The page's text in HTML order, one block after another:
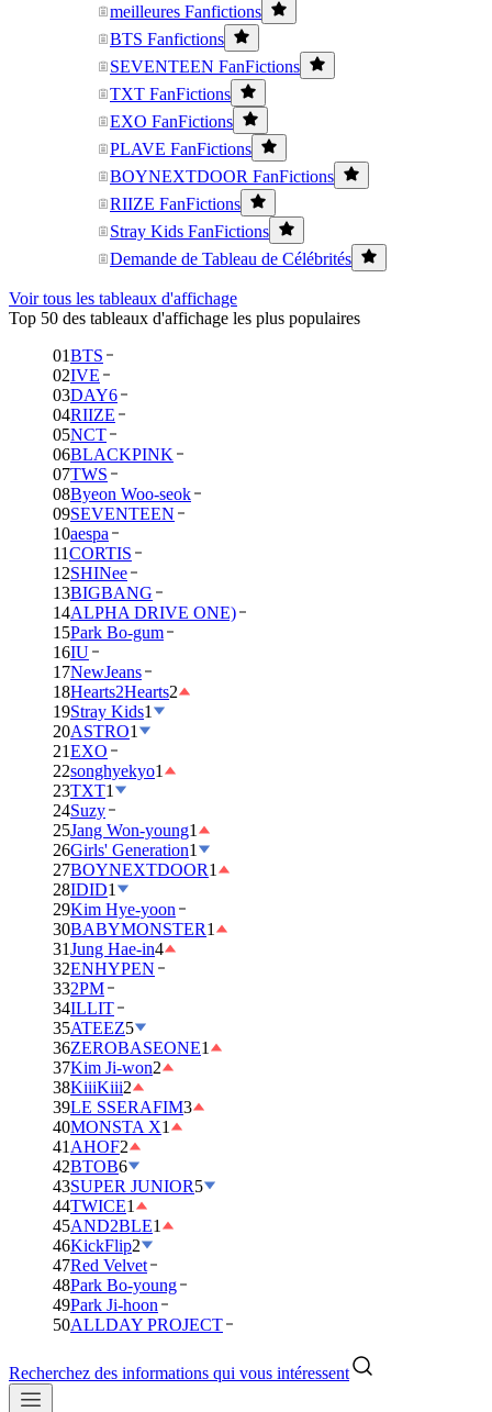
meilleures Fanfictions
BTS Fanfictions
SEVENTEEN FanFictions
TXT FanFictions
EXO FanFictions
PLAVE FanFictions
BOYNEXTDOOR FanFictions
RIIZE FanFictions
Stray Kids FanFictions
Demande de Tableau de Célébrités
Voir tous les tableaux d'affichage
Top 50 des tableaux d'affichage les plus populaires
01BTS
02IVE
03DAY6
04RIIZE
05NCT
06BLACKPINK
07TWS
08Byeon Woo-seok
09SEVENTEEN
10aespa
11CORTIS
12SHINee
13BIGBANG
14ALPHA DRIVE ONE)
15Park Bo-gum
16IU
17NewJeans
18Hearts2Hearts2
19Stray Kids1
20ASTRO1
21EXO
22songhyekyo1
23TXT1
24Suzy
25Jang Won-young1
26Girls' Generation1
27BOYNEXTDOOR1
28IDID1
29Kim Hye-yoon
30BABYMONSTER1
31Jung Hae-in4
32ENHYPEN
332PM
34ILLIT
35ATEEZ5
36ZEROBASEONE1
37Kim Ji-won2
38KiiiKiii2
39LE SSERAFIM3
40MONSTA X1
41 AHOF2
42BTOB6
43SUPER JUNIOR5
44TWICE1
45AND2BLE1
46KickFlip2
47Red Velvet
48Park Bo-young
49Park Ji-hoon
50ALLDAY PROJECT
Recherchez des informations qui vous intéressent